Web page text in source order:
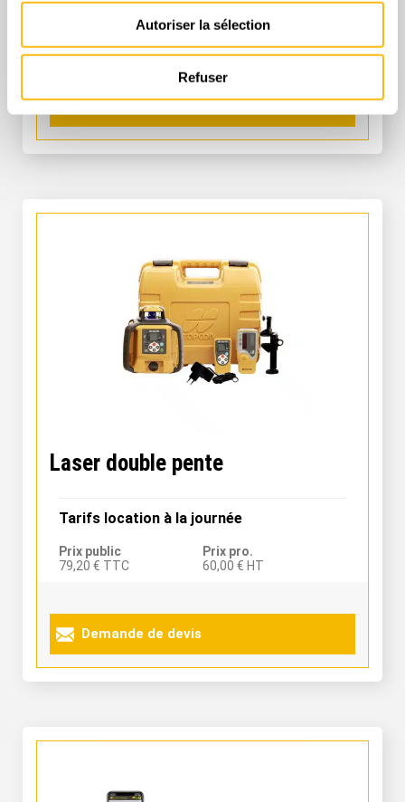
Autoriser la sélection
Refuser
Prix pro.
Demande de devis
Laser double pente
Tarifs location à la journée
Prix public
79,20 € TTC
Prix pro.
60,00 € HT
Demande de devis